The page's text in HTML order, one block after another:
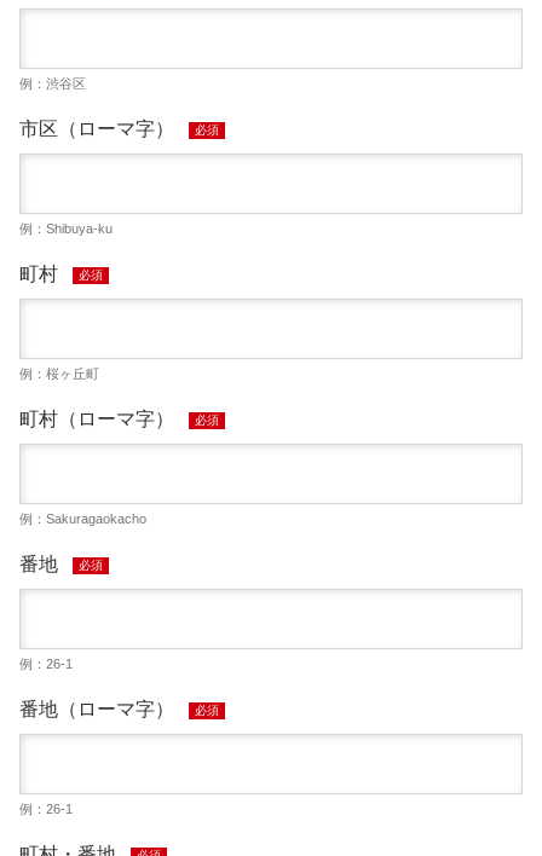
例：渋谷区
市区（ローマ字） 必須
例：Shibuya-ku
町村 必須
例：桜ヶ丘町
町村（ローマ字） 必須
例：Sakuragaokacho
番地 必須
例：26-1
番地（ローマ字） 必須
例：26-1